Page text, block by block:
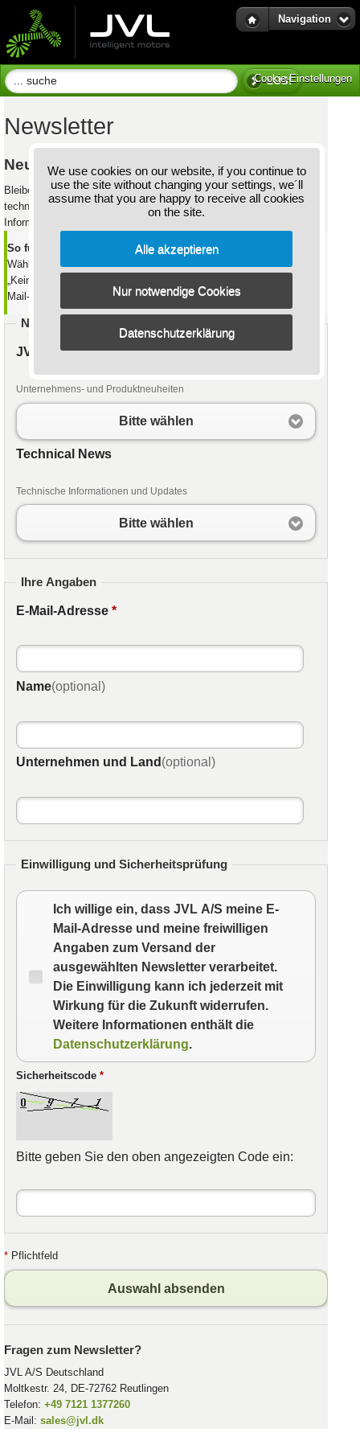
We use cookies on our website, if you continue to
use the site without changing your settings, we´ll
assume that you are happy to receive all cookies
on the site.
Alle akzeptieren
Nur notwendige Cookies
Datenschutzerklärung
Cookie-Einstellungen
Cookie-Einstellungen
Navigation
LOS!
Newsletter
Neuigkeiten von JVL direkt per E-Mail
Bleiben Sie über neue integrierte Servo- und Schrittmotoren,
technische Entwicklungen, Produktneuheiten und aktuelle
Informationen von JVL auf dem Laufenden.
So funktioniert es:
Wählen Sie für jeden Newsletter „Abonnieren", „Abmelden" oder
„Keine Änderung". Für eine Abmeldung benötigen wir lediglich die E-
Mail-Adresse, mit der Sie angemeldet sind.
Newsletter auswählen
JVL News
Unternehmens- und Produktneuheiten
Bitte wählen
Technical News
Technische Informationen und Updates
Bitte wählen
Ihre Angaben
E-Mail-Adresse *
Name(optional)
Unternehmen und Land (optional)
Einwilligung und Sicherheitsprüfung
Ich willige ein, dass JVL A/S meine E-
Mail-Adresse und meine freiwilligen
Angaben zum Versand der
ausgewählten Newsletter verarbeitet.
Die Einwilligung kann ich jederzeit mit
Wirkung für die Zukunft widerrufen.
Weitere Informationen enthält die
Datenschutzerklärung.
Sicherheitscode *
Bitte geben Sie den oben angezeigten Code ein:
* Pflichtfeld
Auswahl absenden
Fragen zum Newsletter?
JVL A/S Deutschland
Moltkestr. 24, DE-72762 Reutlingen
Telefon: +49 7121 1377260
E-Mail: sales@jvl.dk